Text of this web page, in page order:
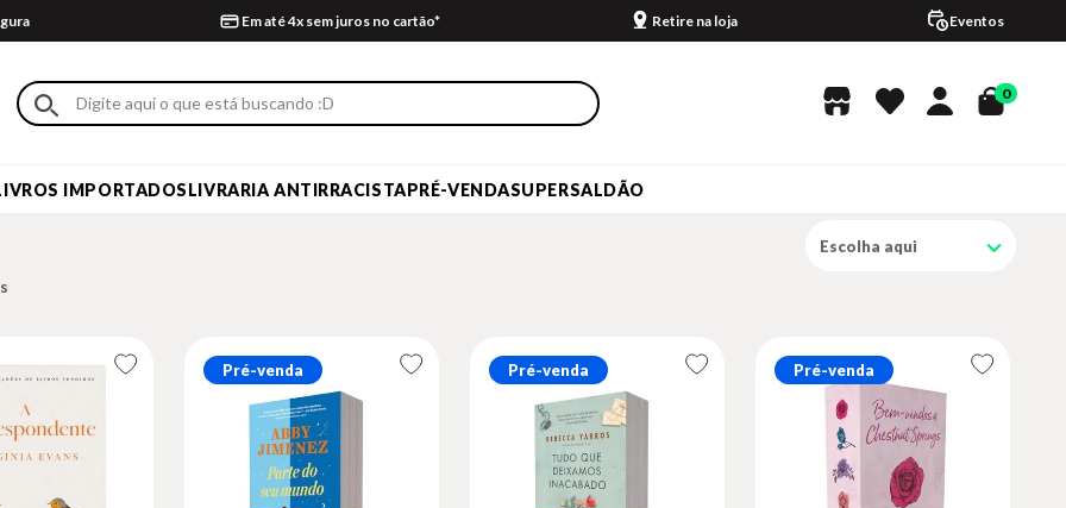
Em até 4x sem juros no cartão* Retire na loja Eventos
0
IMPORTADOSLIVRARIA ANTIRRACISTAPRÉ-VENDASUPERSALDÃO
Escolha aqui
Pré-venda Pré-venda Pré-venda